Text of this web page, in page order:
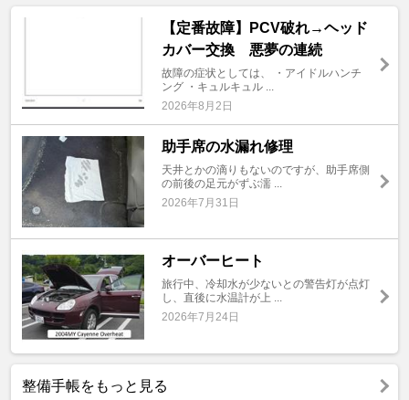
【定番故障】PCV破れ→ヘッド
カバー交換 悪夢の連続
故障の症状としては、 ・アイドルハンチ
ング ・キュルキュル ...
2026年8月2日
助手席の水漏れ修理
天井とかの滴りもないのですが、助手席側
の前後の足元がずぶ濡 ...
2026年7月31日
オーバーヒート
旅行中、冷却水が少ないとの警告灯が点灯
し、直後に水温計が上 ...
2026年7月24日
整備手帳をもっと見る